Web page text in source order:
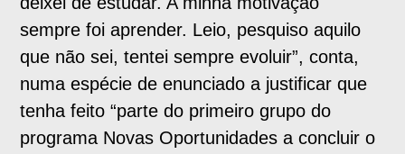
sempre foi aprender. Leio, pesquiso aquilo
que não sei, tentei sempre evoluir”, conta,
numa espécie de enunciado a justificar que
tenha feito “parte do primeiro grupo do
programa Novas Oportunidades a concluir o